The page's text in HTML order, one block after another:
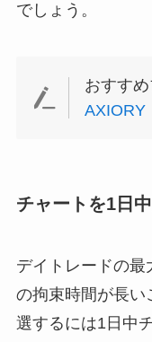
でしょう。
おすすめ
AXIORY
チャートを1日
デイトレードの最
の拘束時間が長い
選するには1日中